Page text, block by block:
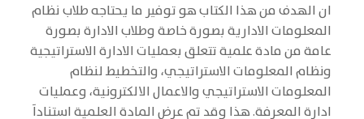
ان الهدف من هذا الكتاب هو توفير ما يحتاجه طلاب نظام
المعلومات الادارية بصورة خاصة وطلاب الادارة بصورة
عامة من مادة علمية تتعلق بعمليات الادارة الاستراتيجية
ونظام المعلومات الاستراتيجي، والتخطيط لنظام
المعلومات الاستراتيجي والاعمال الالكترونية، وعمليات
ادارة المعرفة. هذا وقد تم عرض المادة العلمية استناداَ